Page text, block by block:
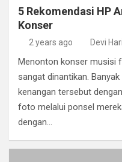
5 Rekomendasi HP
Konser
2 years ago Devi
Menonton konser musisi
sangat dinantikan.
kenangan tersebut
foto melalui ponsel
dengan…